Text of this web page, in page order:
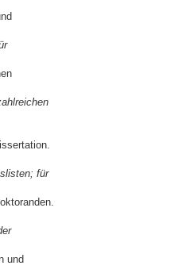
für
und